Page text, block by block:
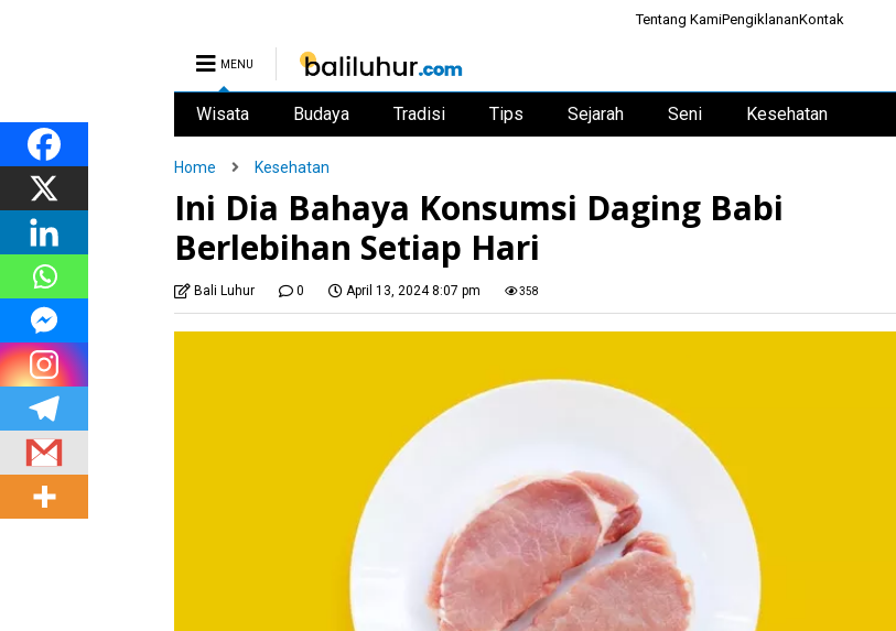
Tentang KamiPengiklananKontak
MENU
Wisata Budaya Tradisi Tips Sejarah Seni Kesehatan
Home Kesehatan
Ini Dia Bahaya Konsumsi Daging Babi
Berlebihan Setiap Hari
Bali Luhur 0 April 13, 2024 8:07 pm 358